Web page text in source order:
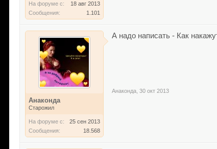
На форуме с:
18 авг 2013
Сообщения:
1.101
Анаконда
Старожил
На форуме с:
25 сен 2013
Сообщения:
18.568
А надо написать - Как
Анаконда 30 окт 2013